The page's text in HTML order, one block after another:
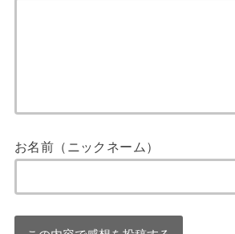
お名前（ニックネーム）